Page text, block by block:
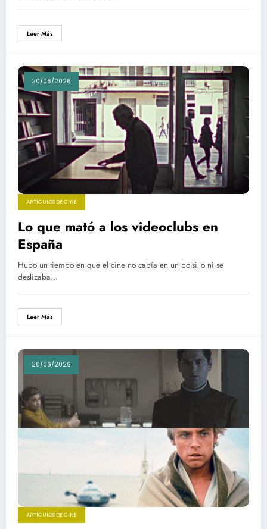
Leer Más
20/06/2026
ARTÍCULOS DE CINE
Lo que mató a los videoclubs en
España
Hubo un tiempo en que el cine no cabía en un bolsillo ni se
deslizaba…
Leer Más
20/06/2026
ARTÍCULOS DE CINE